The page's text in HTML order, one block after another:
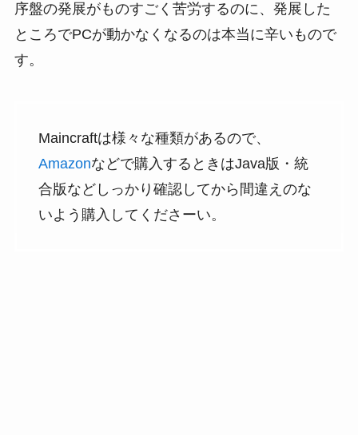
序盤の発展がものすごく苦労するのに、発展した
ところでPCが動かなくなるのは本当に辛いもので
す。
Maincraftは様々な種類があるので、
Amazonなどで購入するときはJava版・統
合版などしっかり確認してから間違えのな
いよう購入してくださーい。